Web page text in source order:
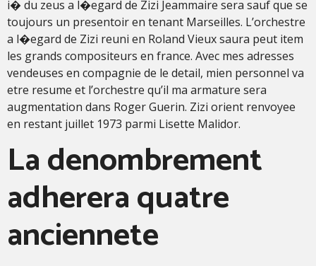
i� du zeus a l�egard de Zizi Jeammaire sera sauf que se
toujours un presentoir en tenant Marseilles. L’orchestre
a l�egard de Zizi reuni en Roland Vieux saura peut item
les grands compositeurs en france. Avec mes adresses
vendeuses en compagnie de le detail, mien personnel va
etre resume et l’orchestre qu’il ma armature sera
augmentation dans Roger Guerin. Zizi orient renvoyee
en restant juillet 1973 parmi Lisette Malidor.
La denombrement
adherera quatre
anciennete